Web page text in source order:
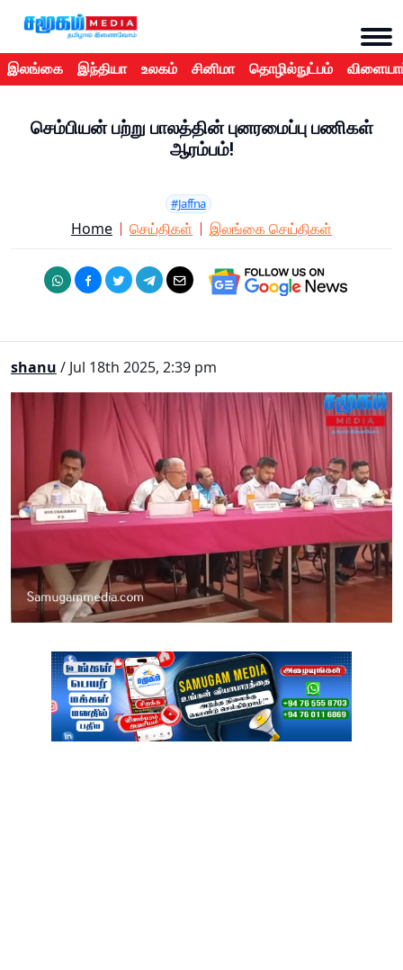
இலங்கை இந்தியா உலகம் சினிமா தொழில்நுட்பம்
செம்பியன் பற்று பாலத்தின் புனரமைப்பு பணிகள்
ஆரம்பம்!
#Jaffna
Home செய்திகள் இலங்கை செய்திகள்
shanu / Jul 18th 2025, 2:39 pm